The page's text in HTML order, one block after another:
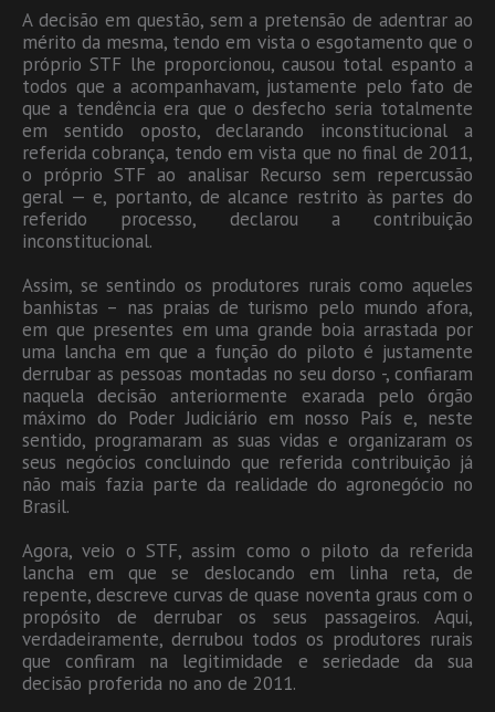
A decisão em questão, sem a pretensão de adentrar ao
mérito da mesma, tendo em vista o esgotamento que o
próprio STF lhe proporcionou, causou total espanto a
todos que a acompanhavam, justamente pelo fato de
que a tendência era que o desfecho seria totalmente
em sentido oposto, declarando inconstitucional a
referida cobrança, tendo em vista que no final de 2011,
o próprio STF ao analisar Recurso sem repercussão
geral — e, portanto, de alcance restrito às partes do
referido processo, declarou a contribuição
inconstitucional.
Assim, se sentindo os produtores rurais como aqueles
banhistas – nas praias de turismo pelo mundo afora,
em que presentes em uma grande boia arrastada por
uma lancha em que a função do piloto é justamente
derrubar as pessoas montadas no seu dorso -, confiaram
naquela decisão anteriormente exarada pelo órgão
máximo do Poder Judiciário em nosso País e, neste
sentido, programaram as suas vidas e organizaram os
seus negócios concluindo que referida contribuição já
não mais fazia parte da realidade do agronegócio no
Brasil.
Agora, veio o STF, assim como o piloto da referida
lancha em que se deslocando em linha reta, de
repente, descreve curvas de quase noventa graus com o
propósito de derrubar os seus passageiros. Aqui,
verdadeiramente, derrubou todos os produtores rurais
que confiram na legitimidade e seriedade da sua
decisão proferida no ano de 2011.